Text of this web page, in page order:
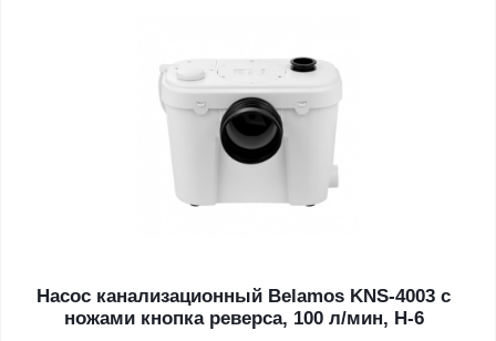
Насос канализационный Belamos KNS-4003 с
ножами кнопка реверса, 100 л/мин, Н-6